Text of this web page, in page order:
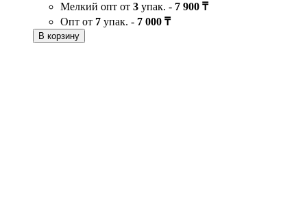
Мелкий опт от 3 упак. - 7 900 ₸
Опт от 7 упак. - 7 000 ₸
В корзину